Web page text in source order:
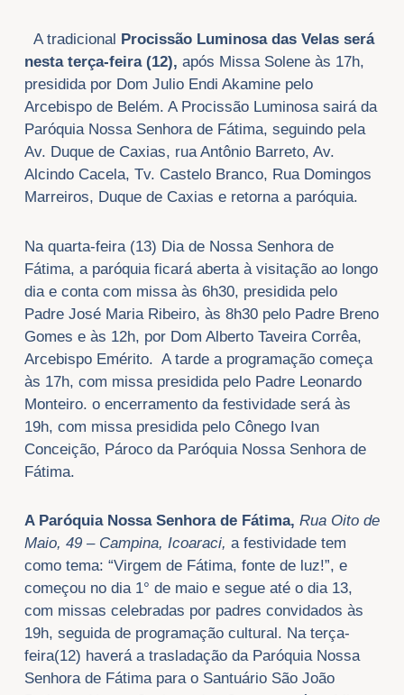
A tradicional Procissão Luminosa das Velas será
nesta terça-feira (12), após Missa Solene às 17h,
presidida por Dom Julio Endi Akamine pelo
Arcebispo de Belém. A Procissão Luminosa sairá da
Paróquia Nossa Senhora de Fátima, seguindo pela
Av. Duque de Caxias, rua Antônio Barreto, Av.
Alcindo Cacela, Tv. Castelo Branco, Rua Domingos
Marreiros, Duque de Caxias e retorna a paróquia.
Na quarta-feira (13) Dia de Nossa Senhora de
Fátima, a paróquia ficará aberta à visitação ao longo
dia e conta com missa às 6h30, presidida pelo
Padre José Maria Ribeiro, às 8h30 pelo Padre Breno
Gomes e às 12h, por Dom Alberto Taveira Corrêa,
Arcebispo Emérito. A tarde a programação começa
às 17h, com missa presidida pelo Padre Leonardo
Monteiro. o encerramento da festividade será às
19h, com missa presidida pelo Cônego Ivan
Conceição, Pároco da Paróquia Nossa Senhora de
Fátima.
A Paróquia Nossa Senhora de Fátima, Rua Oito de
Maio, 49 – Campina, Icoaraci, a festividade tem
como tema: “Virgem de Fátima, fonte de luz!”, e
começou no dia 1° de maio e segue até o dia 13,
com missas celebradas por padres convidados às
19h, seguida de programação cultural. Na terça-
feira(12) haverá a trasladação da Paróquia Nossa
Senhora de Fátima para o Santuário São João